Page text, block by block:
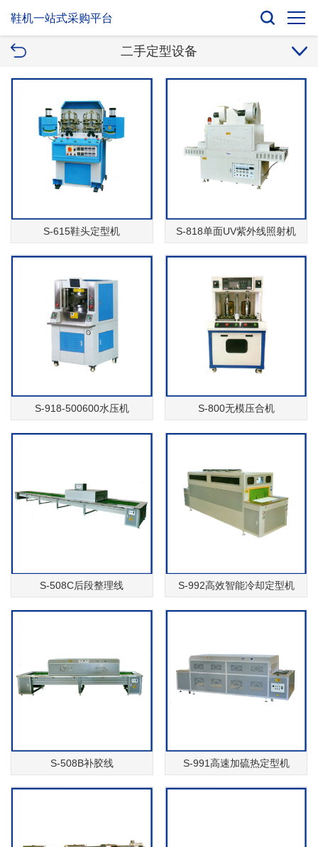
鞋机一站式采购平台
二手定型设备
S-615鞋头定型机 S-818单面UV紫外线照射机
S-918-500600水压机 S-800无模压合机
S-508C后段整理线 S-992高效智能冷却定型机
S-508B补胶线 S-991高速加硫热定型机